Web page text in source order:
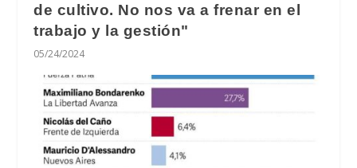
de cultivo. No nos va a frenar en el
trabajo y la gestión"
05/24/2024